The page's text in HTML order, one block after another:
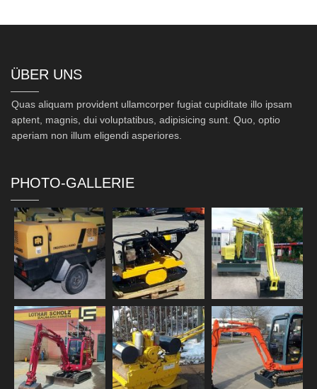
ÜBER UNS
Quas aliquam provident ullamcorper fugiat cupiditate illo ipsam
aptent, magnis, dui voluptatibus, adipisicing sunt. Quo, optio
aperiam non illum eligendi asperiores.
PHOTO-GALLERIE